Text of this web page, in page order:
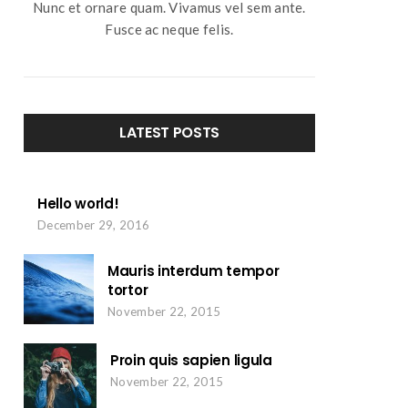
Nunc et ornare quam. Vivamus vel sem ante.
Fusce ac neque felis.
LATEST POSTS
Hello world!
December 29, 2016
Mauris interdum tempor
tortor
November 22, 2015
Proin quis sapien ligula
November 22, 2015